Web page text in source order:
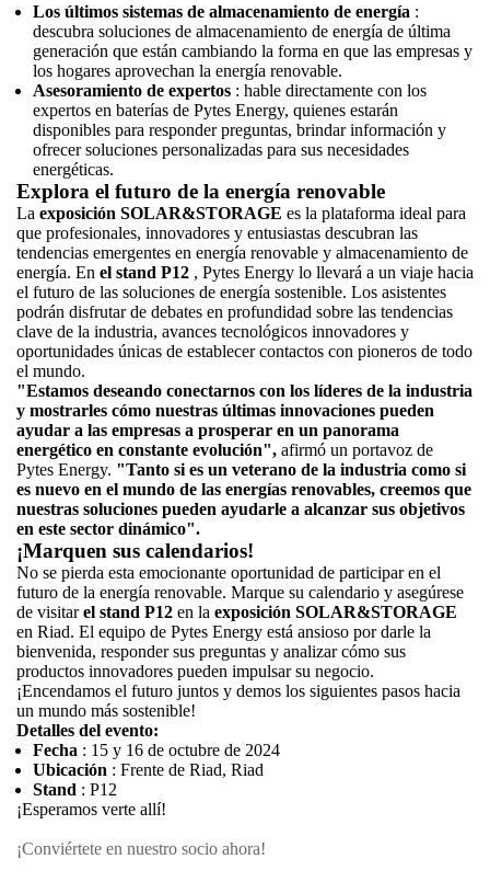
Los últimos sistemas de almacenamiento de energía :
descubra soluciones de almacenamiento de energía de última
generación que están cambiando la forma en que las empresas y
los hogares aprovechan la energía renovable.
Asesoramiento de expertos : hable directamente con los
expertos en baterías de Pytes Energy, quienes estarán
disponibles para responder preguntas, brindar información y
ofrecer soluciones personalizadas para sus necesidades
energéticas.
Explora el futuro de la energía renovable
La exposición SOLAR&STORAGE es la plataforma ideal para
que profesionales, innovadores y entusiastas descubran las
tendencias emergentes en energía renovable y almacenamiento de
energía. En el stand P12 , Pytes Energy lo llevará a un viaje hacia
el futuro de las soluciones de energía sostenible. Los asistentes
podrán disfrutar de debates en profundidad sobre las tendencias
clave de la industria, avances tecnológicos innovadores y
oportunidades únicas de establecer contactos con pioneros de todo
el mundo.
"Estamos deseando conectarnos con los líderes de la industria
y mostrarles cómo nuestras últimas innovaciones pueden
ayudar a las empresas a prosperar en un panorama
energético en constante evolución", afirmó un portavoz de
Pytes Energy. "Tanto si es un veterano de la industria como si
es nuevo en el mundo de las energías renovables, creemos que
nuestras soluciones pueden ayudarle a alcanzar sus objetivos
en este sector dinámico".
¡Marquen sus calendarios!
No se pierda esta emocionante oportunidad de participar en el
futuro de la energía renovable. Marque su calendario y asegúrese
de visitarel stand P12 en la exposición SOLAR&STORAGE
en Riad. El equipo de Pytes Energy está ansioso por darle la
bienvenida, responder sus preguntas y analizar cómo sus
productos innovadores pueden impulsar su negocio.
¡Encendamos el futuro juntos y demos los siguientes pasos hacia
un mundo más sostenible!
Detalles del evento:
Fecha : 15 y 16 de octubre de 2024
Ubicación : Frente de Riad, Riad
Stand : P12
¡Esperamos verte allí!
¡Conviértete en nuestro socio ahora!